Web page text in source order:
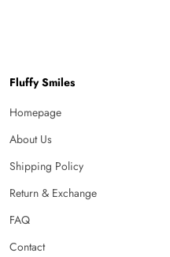
Fluffy Smiles
Homepage
About Us
Shipping Policy
Return & Exchange
FAQ
Contact